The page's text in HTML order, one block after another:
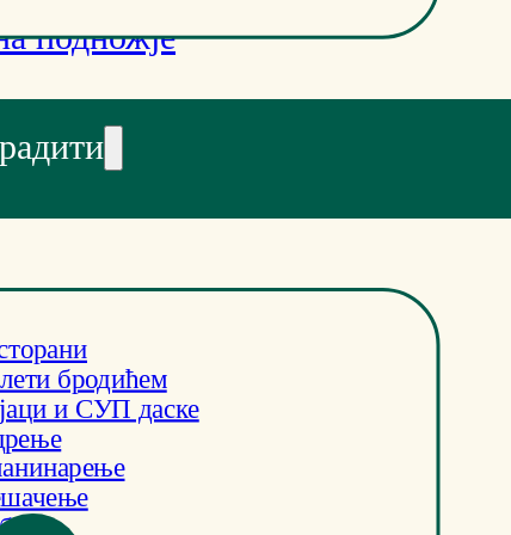
подножје
бродићем
и СУП даске